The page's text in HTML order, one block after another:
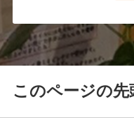
このページの先